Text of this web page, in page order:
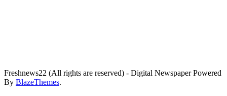
Freshnews22 (All rights are reserved) - Digital Newspaper Powered
By BlazeThemes.